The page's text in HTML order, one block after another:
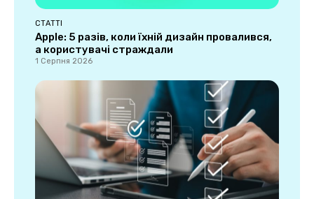
СТАТТІ
Apple: 5 разів, коли їхній дизайн провалився,
а користувачі страждали
1 Серпня 2026